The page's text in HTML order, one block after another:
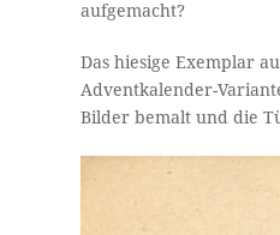
aufgemacht?
Das hiesige Exemplar
Adventkalender-
Bilder bemalt und die